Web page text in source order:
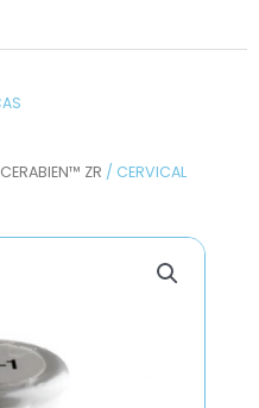
CERABIEN™ ZR / CERVICAL